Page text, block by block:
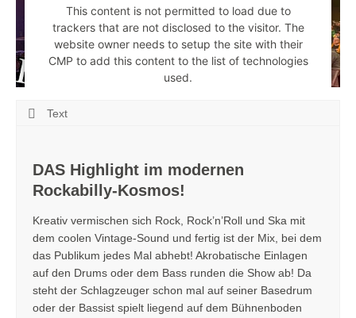
This content is not permitted to load due to
trackers that are not disclosed to the visitor. The
website owner needs to setup the site with their
CMP to add this content to the list of technologies
used.
Text
DAS Highlight im modernen
Rockabilly-Kosmos!
Kreativ vermischen sich Rock, Rock’n’Roll und Ska mit
dem coolen Vintage-Sound und fertig ist der Mix, bei dem
das Publikum jedes Mal abhebt! Akrobatische Einlagen
auf den Drums oder dem Bass runden die Show ab! Da
steht der Schlagzeuger schon mal auf seiner Basedrum
oder der Bassist spielt liegend auf dem Bühnenboden